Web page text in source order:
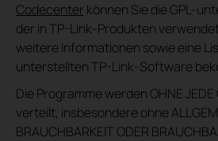
Codecenter können Sie die GPL-
der in TP-Link-Produkten
weitere Informationen sowie eine
unterstellten TP-Link-Software
Die Programme werden OHNE JEDE
verteilt, insbesondere ohne
BRAUCHBARKEIT ODER